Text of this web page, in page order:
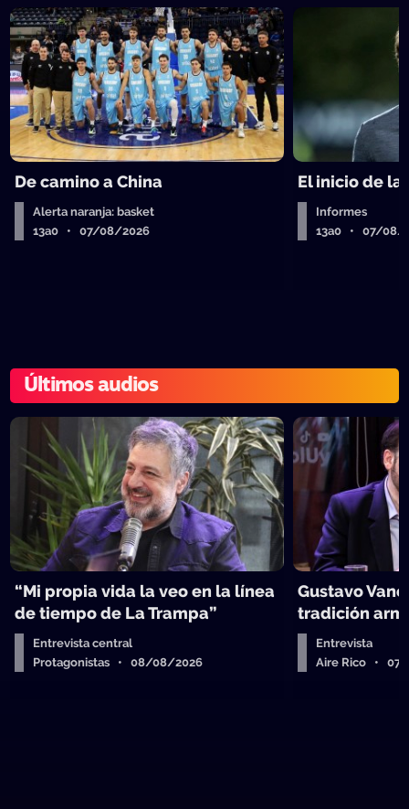
De camino a China
Alerta naranja: basket
13a0 • 07/08/2026
El inicio de la
Informes
13a0 • 07/08/
Últimos audios
“Mi propia vida la veo en la línea
de tiempo de La Trampa”
Entrevista central
Protagonistas • 08/08/2026
Gustavo
tradición
Entrevista
Aire Rico •